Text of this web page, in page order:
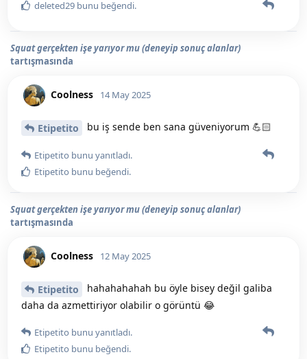
deleted29 bunu beğendi.
Squat gerçekten işe yarıyor mu (deneyip sonuç alanlar)
tartışmasında
Coolness 14 May 2025
Etipetito bu iş sende ben sana güveniyorum 💪🏻
Etipetito bunu yanıtladı.
Etipetito bunu beğendi.
Squat gerçekten işe yarıyor mu (deneyip sonuç alanlar)
tartışmasında
Coolness 12 May 2025
Etipetito
hahahahahah bu öyle bisey değil galiba
daha da azmettiriyor olabilir o görüntü 😂
Etipetito bunu yanıtladı.
Etipetito bunu beğendi.